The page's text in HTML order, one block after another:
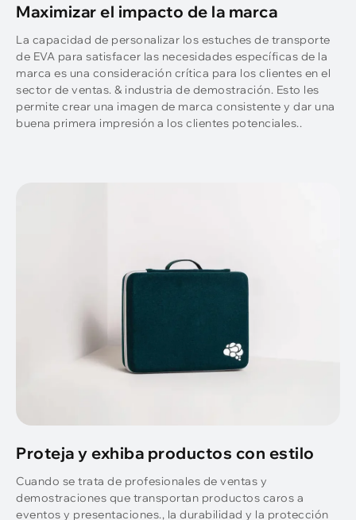
Maximizar el impacto de la marca
La capacidad de personalizar los estuches de transporte
de EVA para satisfacer las necesidades específicas de la
marca es una consideración crítica para los clientes en el
sector de ventas. & industria de demostración. Esto les
permite crear una imagen de marca consistente y dar una
buena primera impresión a los clientes potenciales..
Proteja y exhiba productos con estilo
Cuando se trata de profesionales de ventas y
demostraciones que transportan productos caros a
eventos y presentaciones., la durabilidad y la protección